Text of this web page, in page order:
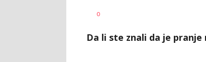
AUTOR
0
Da li ste znali da je